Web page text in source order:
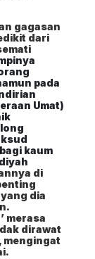
gagasan
dari
pada
Umat)
kaum
di
dia
merasa
dirawat
mengingat